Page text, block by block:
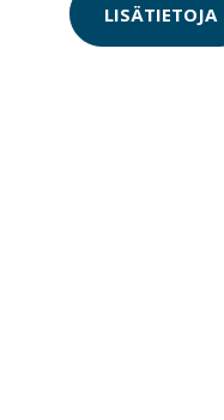
LISÄTIETOJA